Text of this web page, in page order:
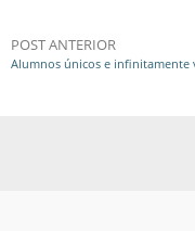
POST ANTERIOR
Alumnos únicos e infinitamente